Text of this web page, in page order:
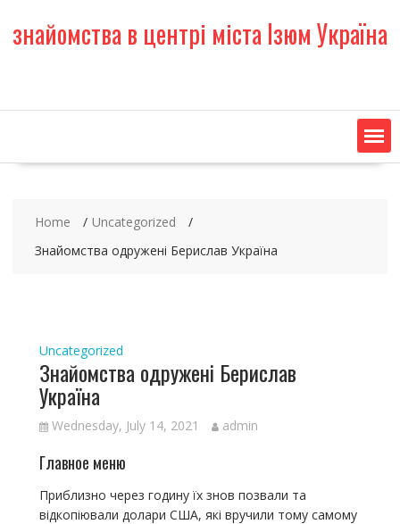
o
n
знайомства в центрі міста Ізюм Україна
Home
Uncategorized
Знайомства одружені Берислав Україна
Uncategorized
Знайомства одружені Берислав
Україна
Wednesday, July 14, 2021 admin
Главное меню
Приблизно через годину їх знов позвали та
відкопіювали долари США, які вручили тому самому